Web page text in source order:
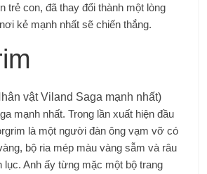
trẻ con, đã thay đổi thành một lòng
kẻ mạnh nhất sẽ chiến thắng.
mạnh nhất. Trong lần xuất hiện đầu
là một người đàn ông vạm vỡ có
bộ ria mép màu vàng sẫm và râu
lục. Anh ấy từng mặc một bộ trang